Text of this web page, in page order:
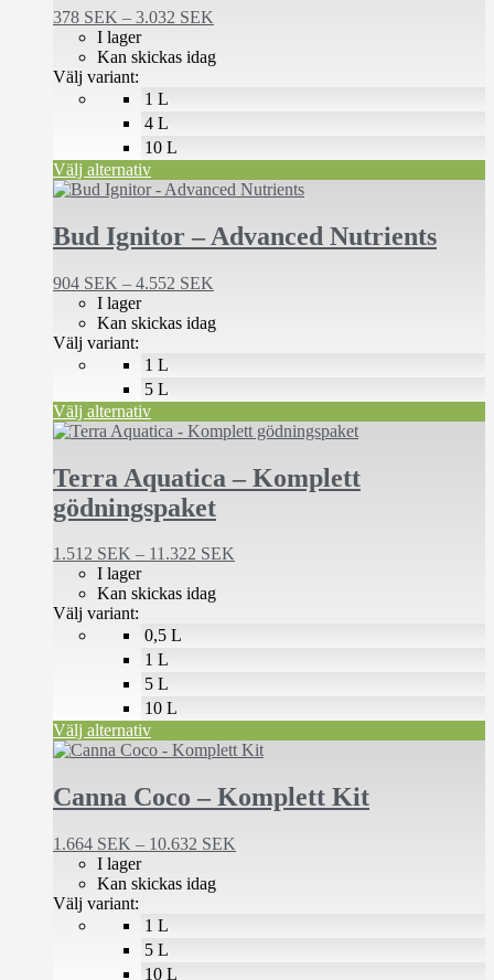
378 SEK – 3.032 SEK
till
1 L
4 L
10 L
I lager
Kan skickas idag
Välj variant:
Välj alternativ
De
olika
alternativen
kan
väljas
produktsidan
Bud Ignitor – Advanced Nutrients
904 SEK – 4.552 SEK
till
1 L
5 L
I lager
Kan skickas idag
Välj variant:
Välj alternativ
Den
produkten
har
varianter.
olika
alternativen
på
produktsidan
Terra Aquatica – Komplett
gödningspaket
1.512 SEK – 11.322 SEK
0,5 L
1 L
5 L
10 L
I lager
Kan skickas idag
Välj variant:
Välj alternativ
Den
produkten
har
flera
De
olika
alternativen
kan
väljas
produktsidan
Canna Coco – Komplett Kit
1.664 SEK – 10.632 SEK
1 L
5 L
10 L
I lager
Kan skickas idag
Välj variant:
Den
produkten
har
varianter.
olika
alternativen